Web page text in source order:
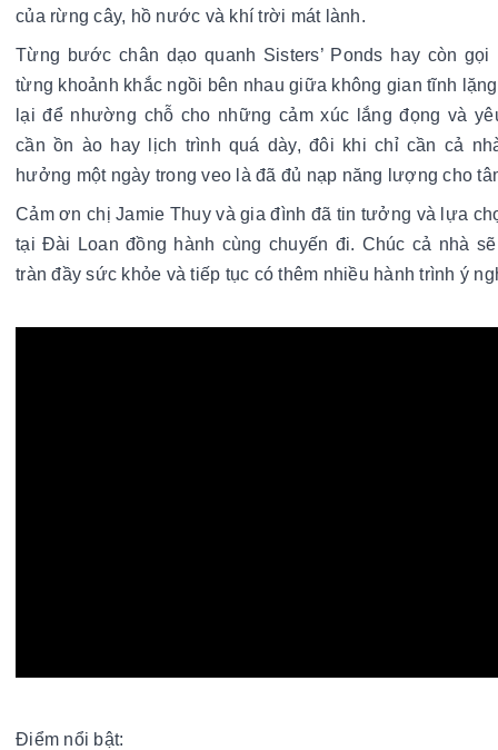
của rừng cây, hồ nước và khí trời mát lành.
Từng bước chân dạo quanh Sisters’ Ponds hay còn
từng khoảnh khắc ngồi bên nhau giữa không gian tĩnh
lại để nhường chỗ cho những cảm xúc lắng đọng và
cần ồn ào hay lịch trình quá dày, đôi khi chỉ cần cả
hưởng một ngày trong veo là đã đủ nạp năng lượng cho
Cảm ơn chị Jamie Thuy và gia đình đã tin tưởng và lựa
tại Đài Loan đồng hành cùng chuyến đi. Chúc cả nhà
tràn đầy sức khỏe và tiếp tục có thêm nhiều hành trình ý
Điểm nổi bật: